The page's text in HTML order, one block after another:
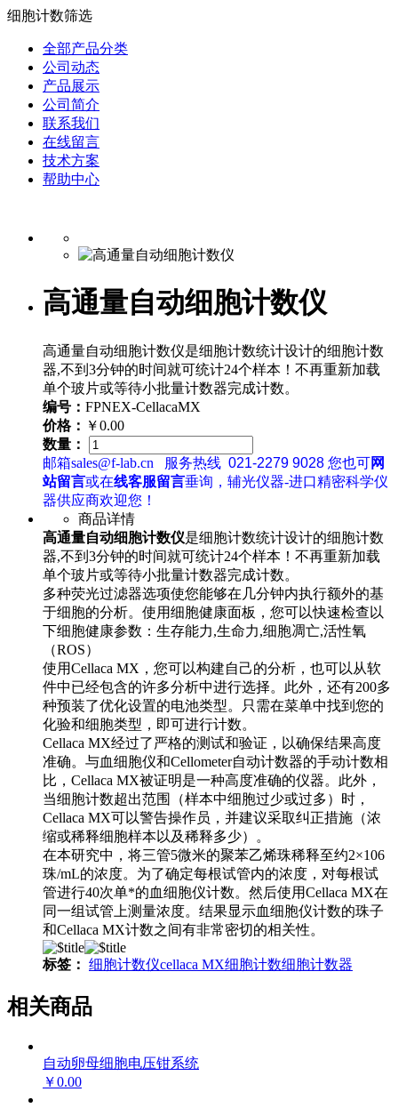
细胞计数筛选
全部产品分类
公司动态
产品展示
公司简介
联系我们
在线留言
技术方案
帮助中心
高通量自动细胞计数仪
高通量自动细胞计数仪是细胞计数统计设计的细胞计数
器,不到3分钟的时间就可统计24个样本！不再重新加载
单个玻片或等待小批量计数器完成计数。
编号： FPNEX-CellacaMX
价格： ￥0.00
数量：
邮箱sales@f-lab.cn
服务热线 021-2279 9028 您也可网
站留言或在线客服留言垂询，辅光仪器-进口精密科学仪
器供应商欢迎您！
商品详情
高通量自动细胞计数仪是细胞计数统计设计的细胞计数
器,不到3分钟的时间就可统计24个样本！不再重新加载
单个玻片或等待小批量计数器完成计数。
多种荧光过滤器选项使您能够在几分钟内执行额外的基
于细胞的分析。使用细胞健康面板，您可以快速检查以
下细胞健康参数：生存能力,生命力,细胞凋亡,活性氧
（ROS）
使用Cellaca MX，您可以构建自己的分析，也可以从软
件中已经包含的许多分析中进行选择。此外，还有200多
种预装了优化设置的电池类型。只需在菜单中找到您的
化验和细胞类型，即可进行计数。
Cellaca MX经过了严格的测试和验证，以确保结果高度
准确。与血细胞仪和Cellometer自动计数器的手动计数相
比，Cellaca MX被证明是一种高度准确的仪器。此外，
当细胞计数超出范围（样本中细胞过少或过多）时，
Cellaca MX可以警告操作员，并建议采取纠正措施（浓
缩或稀释细胞样本以及稀释多少）。
在本研究中，将三管5微米的聚苯乙烯珠稀释至约2×106
珠/mL的浓度。为了确定每根试管内的浓度，对每根试
管进行40次单*的血细胞仪计数。然后使用Cellaca MX在
同一组试管上测量浓度。结果显示血细胞仪计数的珠子
和Cellaca MX计数之间有非常密切的相关性。
标签： 细胞计数仪cellaca MX细胞计数细胞计数器
相关商品
自动卵母细胞电压钳系统
￥0.00